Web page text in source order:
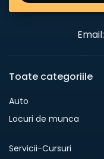
Email:
Toate categoriile
Auto
Locuri de munca
Servicii-Cursuri